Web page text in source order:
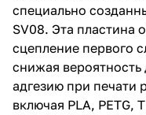
специально
SV08. Эта пластина
сцепление первого
снижая
адгезию при печати
включая PLA, PETG,